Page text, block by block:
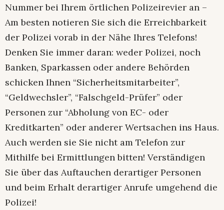
Nummer bei Ihrem örtlichen Polizeirevier an –
Am besten notieren Sie sich die Erreichbarkeit
der Polizei vorab in der Nähe Ihres Telefons!
Denken Sie immer daran: weder Polizei, noch
Banken, Sparkassen oder andere Behörden
schicken Ihnen “Sicherheitsmitarbeiter”,
“Geldwechsler”, “Falschgeld-Prüfer” oder
Personen zur “Abholung von EC- oder
Kreditkarten” oder anderer Wertsachen ins Haus.
Auch werden sie Sie nicht am Telefon zur
Mithilfe bei Ermittlungen bitten! Verständigen
Sie über das Auftauchen derartiger Personen
und beim Erhalt derartiger Anrufe umgehend die
Polizei!